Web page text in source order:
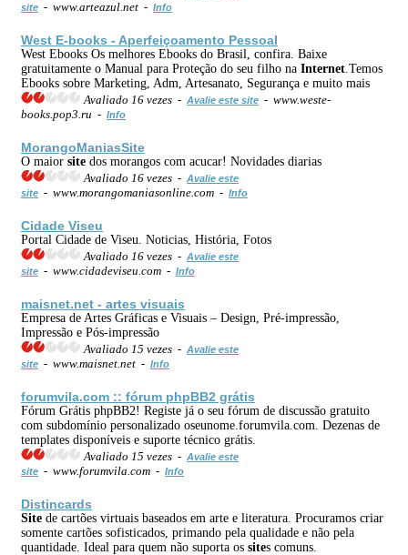
site - www.arteazul.net - Info
West E-books - Aperfeiçoamento Pessoal
West Ebooks Os melhores Ebooks do Brasil, confira. Baixe
gratuitamente o Manual para Proteção do seu filho na Internet .Temos
Ebooks sobre Marketing, Adm, Artesanato, Segurança e muito mais
Avaliado 16 vezes - Avalie este site - www.weste-
books.pop3.ru - Info
MorangoManiasSite
O maior site dos morangos com acucar! Novidades diarias
Avaliado 16 vezes - Avalie este
site - www.morangomaniasonline.com - Info
Cidade Viseu
Portal Cidade de Viseu. Noticias, História, Fotos
Avaliado 16 vezes - Avalie este
site - www.cidadeviseu.com - Info
maisnet.net - artes visuais
Empresa de Artes Gráficas e Visuais – Design, Pré-impressão,
Impressão e Pós-impressão
Avaliado 15 vezes - Avalie este
site - www.maisnet.net - Info
forumvila.com :: fórum phpBB2 grátis
Fórum Grátis phpBB2! Registe já o seu fórum de discussão gratuito
com subdomínio personalizado oseunome.forumvila.com. Dezenas de
templates disponíveis e suporte técnico grátis.
Avaliado 15 vezes - Avalie este
site - www.forumvila.com - Info
Distincards
Site de cartões virtuais baseados em arte e literatura. Procuramos criar
somente cartões sofisticados, primando pela qualidade e não pela
quantidade. Ideal para quem não suporta os sites comuns.